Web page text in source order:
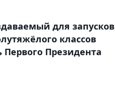
для запусков
классов
Президента